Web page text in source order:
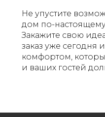
Не упустите
дом по-
Закажите свою
заказ уже сегодня
комфортом,
и ваших гостей